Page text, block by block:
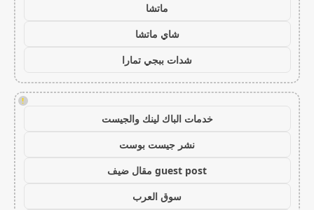
ماتشا
شاي ماتشا
شدات ببجي تمارا
!
خدمات الباك لينك والجيست
نشر جيست بوست
guest post مقال ضيف
سوق العرب